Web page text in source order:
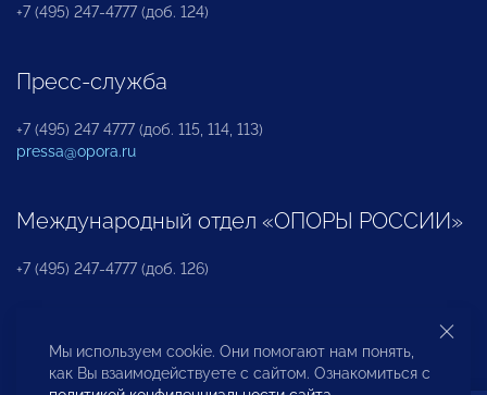
+7 (495) 247-4777 (доб. 124)
Пресс-служба
+7 (495) 247 4777 (доб. 115, 114, 113)
pressa@opora.ru
Международный отдел «ОПОРЫ РОССИИ»
+7 (495) 247-4777 (доб. 126)
Бюро по защите прав предпринимателей и
инвесторов
Мы используем cookie. Они помогают нам понять,
как Вы взаимодействуете с сайтом. Ознакомиться с